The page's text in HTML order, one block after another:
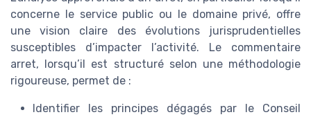
concerne le service public ou le domaine privé, offre
une vision claire des évolutions jurisprudentielles
susceptibles d’impacter l’activité. Le commentaire
arret, lorsqu’il est structuré selon une méthodologie
rigoureuse, permet de :
Identifier les principes dégagés par le Conseil